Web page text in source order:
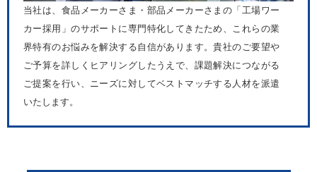
当社は、食品メーカーさま・部品メーカーさまの「工場ワー
カー採用」のサポートに専門特化してきたため、これらの業
界特有のお悩みを解決する自信があります。貴社のご要望や
ご予算を詳しくヒアリングしたうえで、課題解決につながる
ご提案を行い、ニーズに対してベストマッチする人材を派遣
いたします。